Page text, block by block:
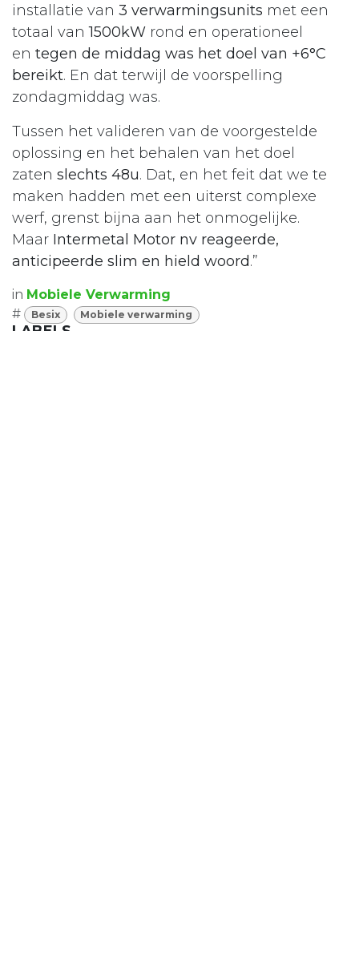
installatie van 3 verwarmingsunits met een
totaal van1500kW rond en operationeel
en tegen de middag was het doel van +6°C
bereikt. En dat terwijl de voorspelling
zondagmiddag was.
Tussen het valideren van de voorgestelde
oplossing en het behalen van het doel
zaten slechts 48u. Dat, en het feit dat we te
maken hadden met een uiterst complexe
werf, grenst bijna aan het onmogelijke.
Maar Intermetal Motor nv reageerde,
anticipeerde slim en hield woord.”
in Mobiele Verwarming
#
Besix Mobiele verwarming
LABELS